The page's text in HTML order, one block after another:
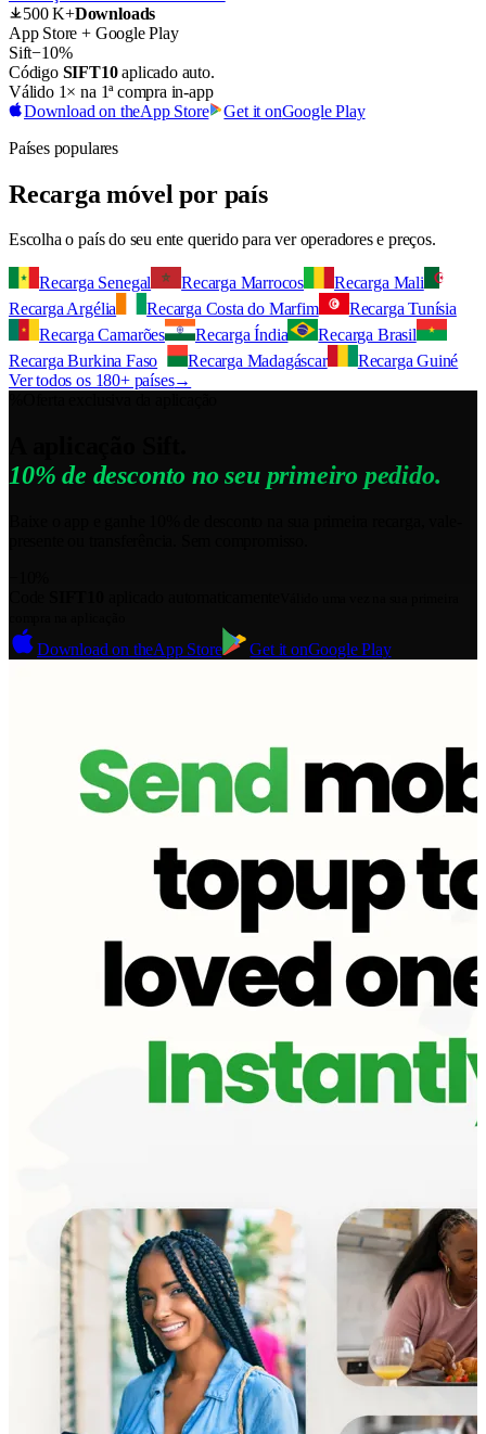
500 K+Downloads
App Store + Google Play
Sift−10%
Código SIFT10aplicado auto.
Válido 1× na 1ª compra in-app
Download on theApp Store Get it onGoogle Play
Países populares
Recarga móvel por país
Escolha o país do seu ente querido para ver operadores e preços.
Recarga Senegal Recarga Marrocos
Recarga Mali
Recarga Argélia
Recarga Costa do Marfim
Recarga Tunísia
Recarga Camarões
Recarga Índia
Recarga Brasil
Recarga Burkina Faso
Recarga Madagáscar
Recarga Guiné
Ver todos os 180+ países→
10% de desconto no seu primeiro pedido.
Download on theApp Store Get it onGoogle Play